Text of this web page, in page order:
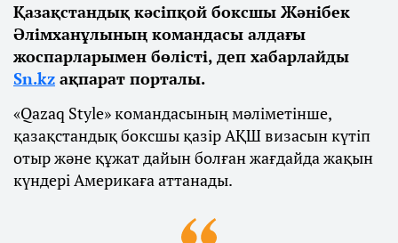
Қазақстандық кәсіпқой боксшы Жәнібек
Әлімханұлының командасы алдағы
жоспарларымен бөлісті, деп хабарлайды
Sn.kz ақпарат порталы.
«Qazaq Style» командасының мәліметінше,
қазақстандық боксшы қазір АҚШ визасын күтіп
отыр және құжат дайын болған жағдайда жақын
күндері Америкаға аттанады.